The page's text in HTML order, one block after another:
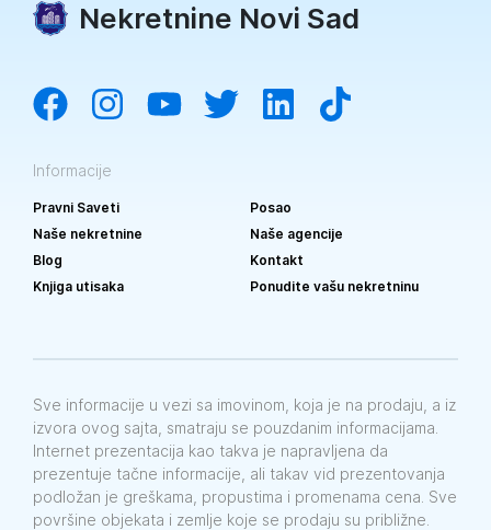
Nekretnine Novi Sad
Informacije
Pravni Saveti
Posao
Naše nekretnine
Naše agencije
Blog
Kontakt
Knjiga utisaka
Ponudite vašu nekretninu
Sve informacije u vezi sa imovinom, koja je na prodaju, a iz
izvora ovog sajta, smatraju se pouzdanim informacijama.
Internet prezentacija kao takva je napravljena da
prezentuje tačne informacije, ali takav vid prezentovanja
podložan je greškama, propustima i promenama cena. Sve
površine objekata i zemlje koje se prodaju su približne.